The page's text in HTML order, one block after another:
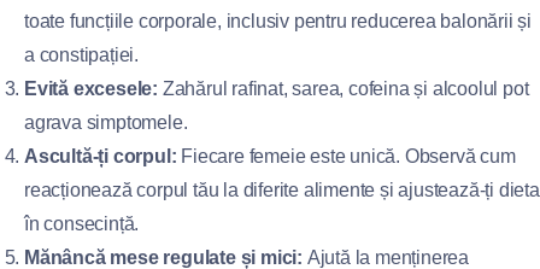
toate funcțiile corporale, inclusiv pentru reducerea balonării și
a constipației.
Evită excesele: Zahărul rafinat, sarea, cofeina și alcoolul pot
agrava simptomele.
Ascultă-ți corpul: Fiecare femeie este unică. Observă cum
reacționează corpul tău la diferite alimente și ajustează-ți dieta
în consecință.
Mănâncă mese regulate și mici: Ajută la menținerea